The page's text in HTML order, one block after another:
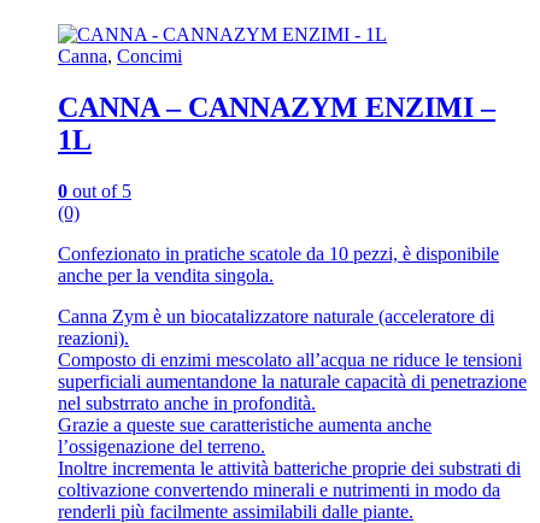
Canna, Concimi
CANNA – CANNAZYM ENZIMI –
1L
0 out of 5
(0)
Confezionato in pratiche scatole da 10 pezzi, è disponibile
anche per la vendita singola.
Canna Zym è un biocatalizzatore naturale (acceleratore di
reazioni).
Composto di enzimi mescolato all’acqua ne riduce le tensioni
superficiali aumentandone la naturale capacità di penetrazione
nel substrrato anche in profondità.
Grazie a queste sue caratteristiche aumenta anche
l’ossigenazione del terreno.
Inoltre incrementa le attività batteriche proprie dei substrati di
coltivazione convertendo minerali e nutrimenti in modo da
renderli più facilmente assimilabili dalle piante.